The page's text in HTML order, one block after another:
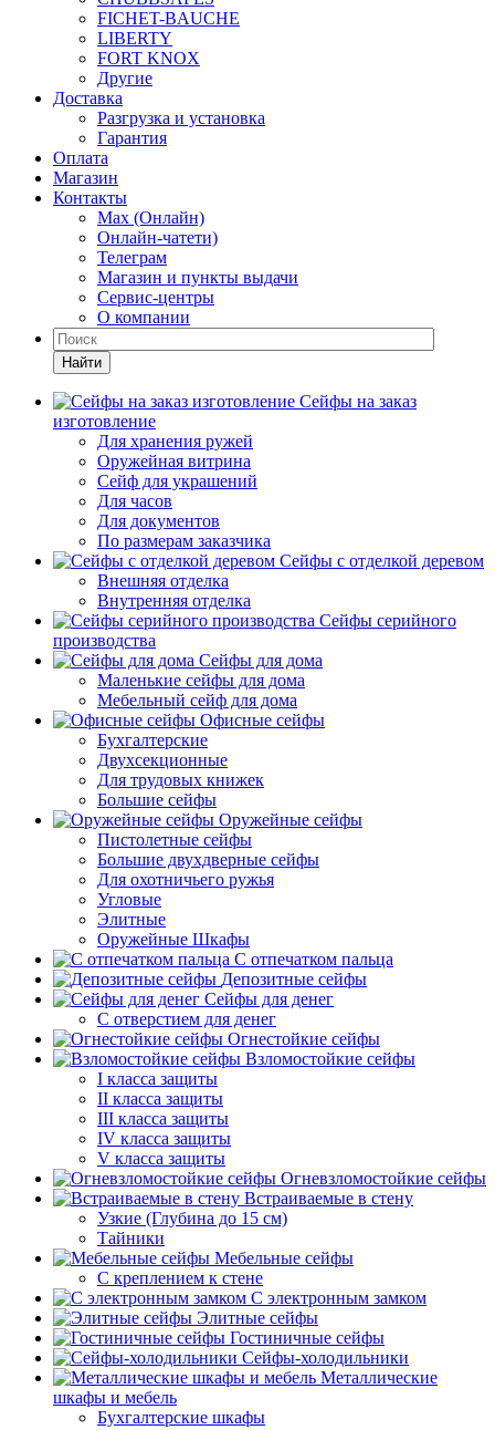
FICHET-BAUCHE
LIBERTY
FORT KNOX
Другие
Доставка
Разгрузка и установка
Гарантия
Оплата
Магазин
Контакты
Max (Онлайн)
Онлайн-чатети)
Телеграм
Магазин и пункты выдачи
Сервис-центры
О компании
Найти
Сейфы на заказ
изготовление
Для хранения ружей
Оружейная витрина
Сейф для украшений
Для часов
Для документов
По размерам заказчика
Сейфы с отделкой деревом
Внешняя отделка
Внутренняя отделка
Сейфы серийного
производства
Сейфы для дома
Маленькие сейфы для дома
Мебельный сейф для дома
Офисные сейфы
Бухгалтерские
Двухсекционные
Для трудовых книжек
Большие сейфы
Оружейные сейфы
Пистолетные сейфы
Большие двухдверные сейфы
Для охотничьего ружья
Угловые
Элитные
Оружейные Шкафы
С отпечатком пальца
Депозитные сейфы
Сейфы для денег
С отверстием для денег
Огнестойкие сейфы
Взломостойкие сейфы
I класса защиты
II класса защиты
III класса защиты
IV класса защиты
V класса защиты
Огневзломостойкие сейфы
Встраиваемые в стену
Узкие (Глубина до 15 см)
Тайники
Мебельные сейфы
С креплением к стене
С электронным замком
Элитные сейфы
Гостиничные сейфы
Сейфы-холодильники
Металлические
шкафы и мебель
Бухгалтерские шкафы